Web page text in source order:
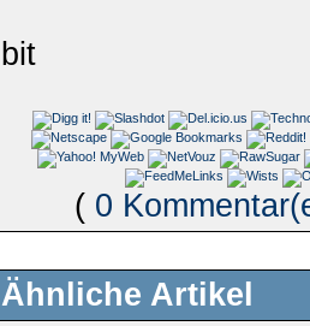
bit
( 0
Ähnliche Artikel